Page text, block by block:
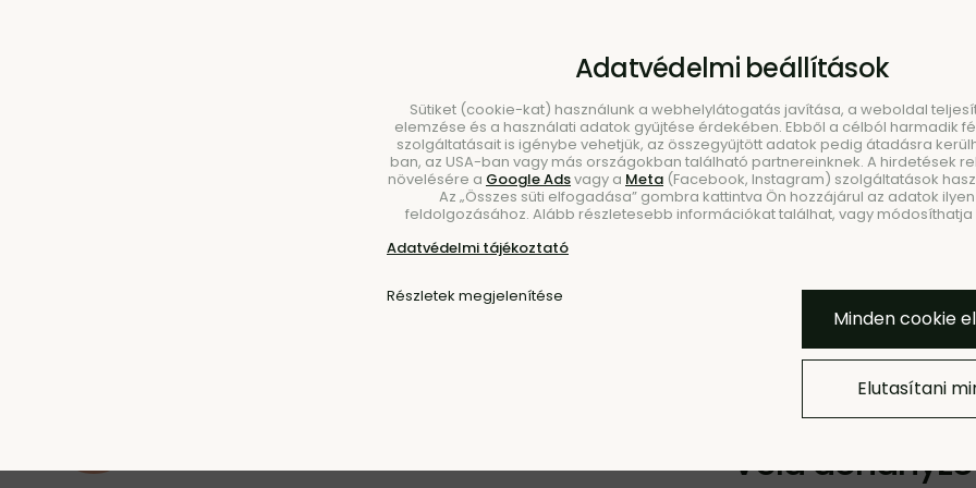
ÉTKEZÉS
Vela
Adatvédelmi beállítások
Sütiket (cookie-kat) használunk a webhelylátogatás javítása, a weboldal
elemzése és a használati adatok gyűjtése érdekében. Ebből a célból harmadik
szolgáltatásait is igénybe vehetjük, az összegyűjtött adatok pedig átadásra
ban, az USA-ban vagy más országokban található partnereinknek. A hirdetések
növelésére a Google Adsvagy a Meta (Facebook, Instagram) szolgáltatások
Az „Összes süti elfogadása” gombra kattintva Ön hozzájárul az adatok
feldolgozásához. Alább részletesebb információkat találhat, vagy
Adatvédelmi tájékoztató
Részletek megjelenítése
Minden cookie
Elutasítani